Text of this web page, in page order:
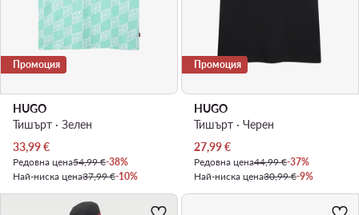
Промоция
HUGO
Тишърт · Зелен
Актуална цена
33,99€
Редовна цена54,99 €-38%
Най-ниска цена37,99 €-10%
Промоция
HUGO
Тишърт · Черен
Актуална цена
27,99€
Редовна цена44,99 €-37%
Най-ниска цена30,99 €-9%